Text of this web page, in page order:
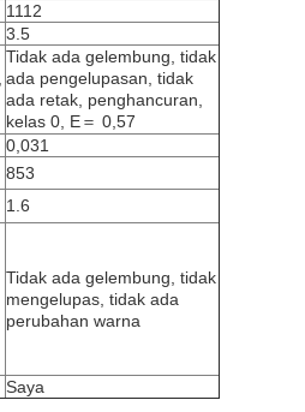
1112
3.5
Tidak ada gelembung, tidak
ada pengelupasan, tidak
ada retak, penghancuran,
kelas 0, E＝ 0,57
0,031
853
1.6
Tidak ada gelembung, tidak
mengelupas, tidak ada
perubahan warna
Saya